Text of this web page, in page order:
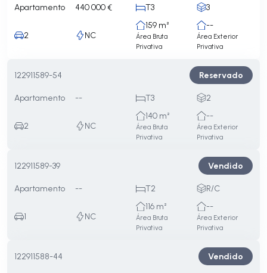
Apartamento 440 000 € T3 3
2 NC
159 m²
Área Bruta
Privativa
--
Área Exterior
Privativa
122911589-54 Reservado
Apartamento -- T3 2
2 NC
140 m²
Área Bruta
Privativa
--
Área Exterior
Privativa
122911589-39 Vendido
Apartamento -- T2 R/C
1 NC
116 m²
Área Bruta
Privativa
--
Área Exterior
Privativa
122911588-44 Vendido